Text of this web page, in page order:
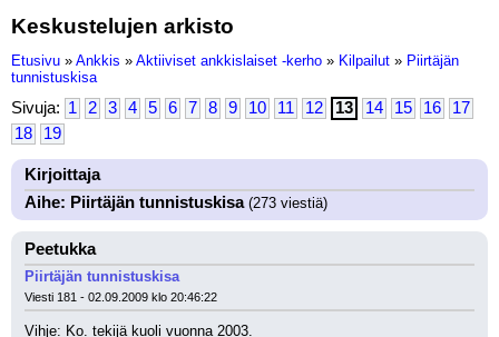
Keskustelujen arkisto
Etusivu » Ankkis » Aktiiviset ankkislaiset -kerho » Kilpailut » Piirtäjän
tunnistuskisa
Sivuja: 1 2 3 4 5 6 7 8 9 10 11 12 13 14 15 16
17
18
19
Kirjoittaja
Aihe: Piirtäjän tunnistuskisa(273 viestiä)
Peetukka
Piirtäjän tunnistuskisa
Viesti 181 - 02.09.2009 klo 20:46:22
Vihje: Ko. tekijä kuoli vuonna 2003.